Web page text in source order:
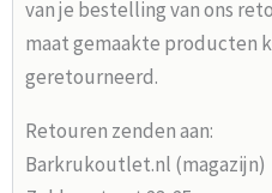
van je bestelling van ons
maat gemaakte producten
geretourneerd.
Retouren zenden aan:
Barkrukoutlet.nl (magazijn)